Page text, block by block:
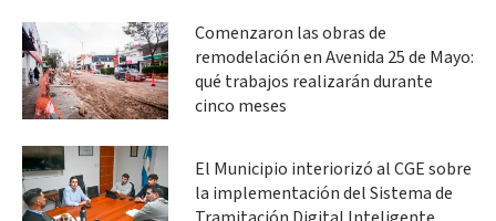
Comenzaron las obras de
remodelación en Avenida 25 de Mayo:
qué trabajos realizarán durante
cinco meses
El Municipio interiorizó al CGE sobre
la implementación del Sistema de